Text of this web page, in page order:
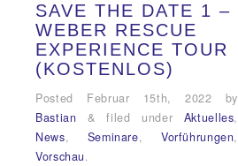
News
Katalog
Partner
SAVE THE DATE 1 –
WEBER RESCUE
EXPERIENCE TOUR
(KOSTENLOS)
Posted Februar 15th, 2022 by
Bastian
& filed under Aktuelles,
News, Seminare, Vorführungen,
Vorschau.